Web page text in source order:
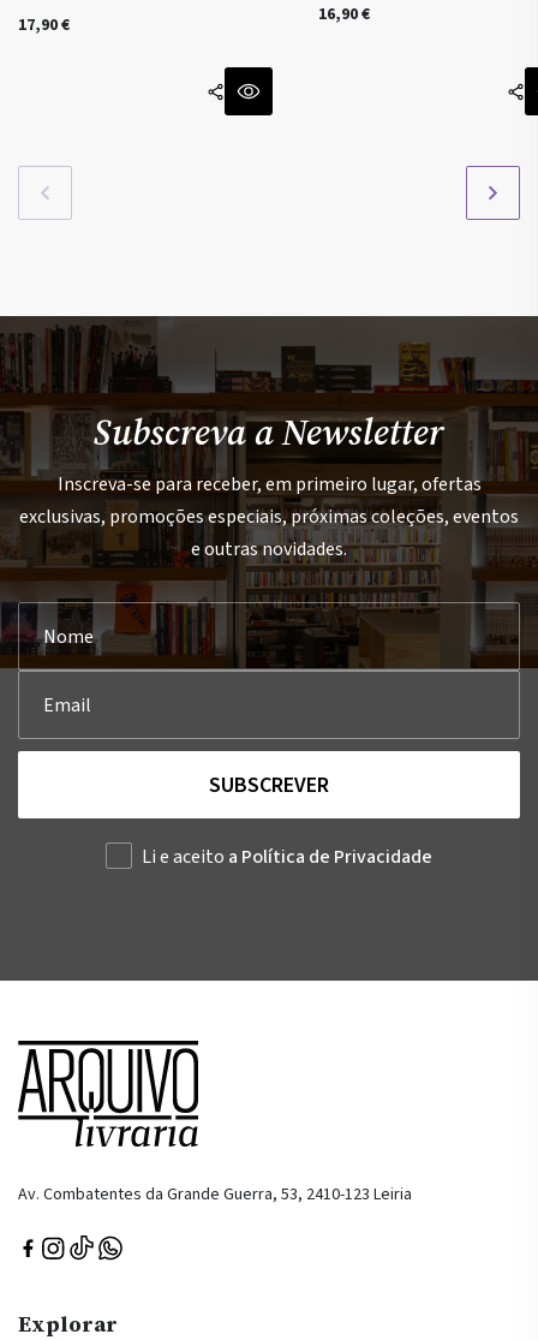
17,90€ 16,90€
Subscreva a Newsletter
Inscreva-se para receber, em primeiro lugar, ofertas
exclusivas, promoções especiais, próximas coleções, eventos
e outras novidades.
SUBSCREVER
Li e aceito a Política de Privacidade
Av. Combatentes da Grande Guerra, 53, 2410-123 Leiria
Explorar